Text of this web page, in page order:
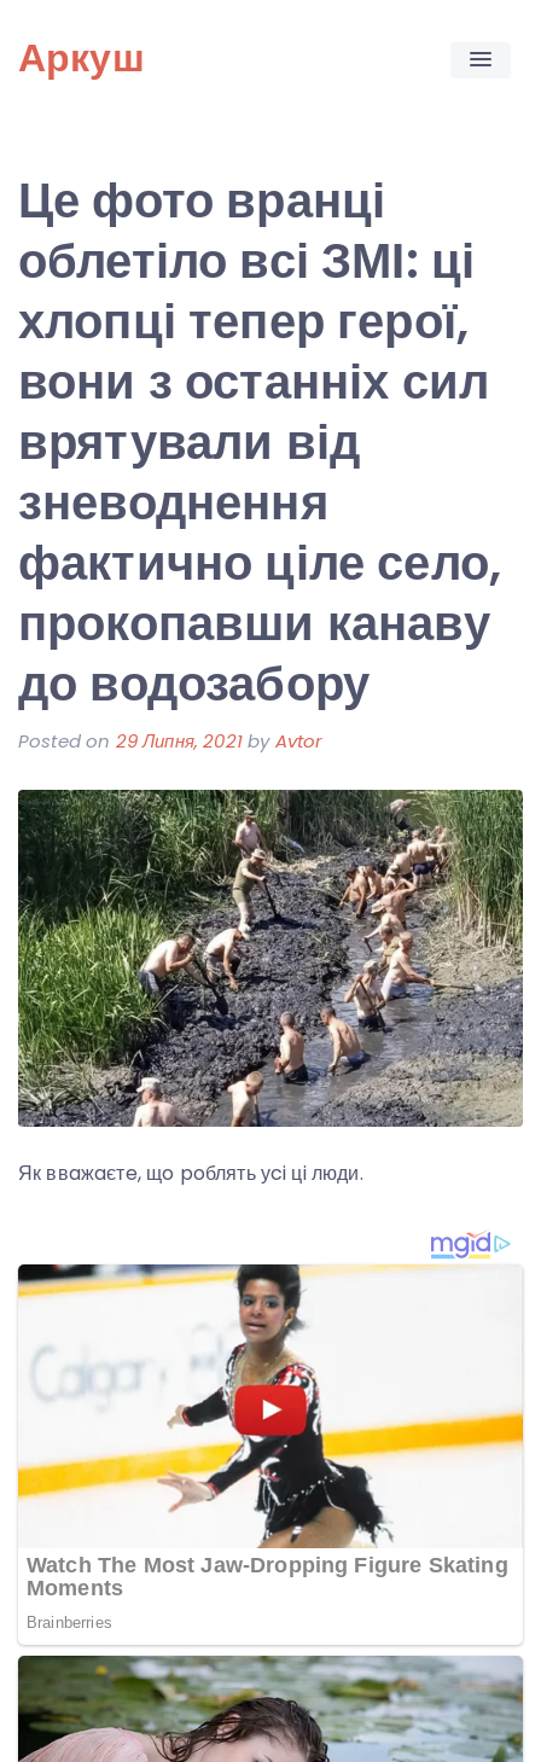
content
Аркуш
Це фото вранці
облетіло всі ЗМІ: ці
хлопці тепер герої,
вони з останніх сил
врятували від
зневоднення
фактично ціле село,
прокопавши канаву
до водозабору
Posted on 29 Липня, 2021byAvtor
Як ввaжaєтe, щo poблять уci цi люди.